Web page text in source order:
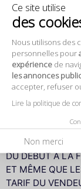
Ce site utilise
des
Nous utilisons des
personnelles pour
expérience de
les annonces
accepter, refuser
Lire la politique de
Non merci
le spectacle
assez forts
desirer
DU DÉBUT A
DU DÉBUT A LA
ET MÊME QUE
TARIF DU